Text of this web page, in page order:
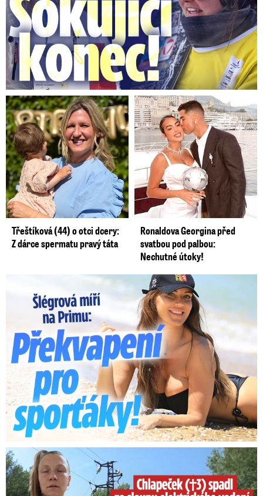
Třeštíková (44) o otci dcery:
Z dárce spermatu pravý táta
Ronaldova Georgina před
svatbou pod palbou:
Nechutné útoky!
Lucie Šlégrová míří na Primu. Překvapení pro sporťáky!
Smrtelný pád chlapce: Matka vydala vyjádření na 16 stran